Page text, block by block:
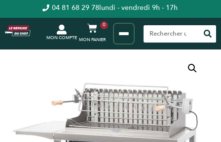
04 81 68 29 78lundi - vendredi 9h - 17h
MON COMPTE
0